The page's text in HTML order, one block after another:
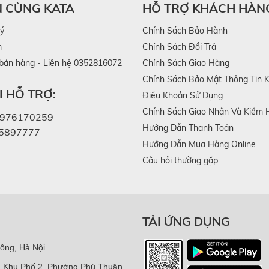
viên thanh niên
yêu thích các sản phẩm hiện đại. Vì vậy, quà tặng Đại
Các sản phẩm chăm sóc cá nhân công nghệ hiện nay
năng tiện lợi, phù hợp với nhu cầu sử dụng của người
dự thường khá lớn. Do đó, quà tặng Đại hội Đoàn Thanh
tặng. Những thiết bị nhỏ gọn như bàn chải điện hay
chăm sóc cá nhân hiện nay có mức giá khá hợp lý nhưng
CÙNG KATA
hàng - Liên hệ 0352816072
HỖ TRỢ:
HỖ TRỢ KHÁCH
Chính Sách Bảo Hành
Chính Sách Đổi Trả
Chính Sách Giao Hàng
Chính Sách Bảo Mật Thông Tin
Điều Khoản Sử Dụng
Chính Sách Giao Nhận Và Kiểm
Hướng Dẫn Thanh Toán
Hướng Dẫn Mua Hàng Online
Câu hỏi thường gặp
Hà Nội
Phố 2, Phường Phú Thuận,
TẢI ỨNG DỤNG